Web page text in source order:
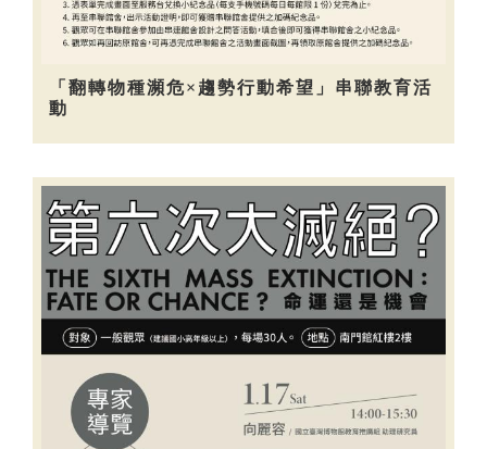
「翻轉物種瀕危×趨勢行動希望」串聯教育活
動